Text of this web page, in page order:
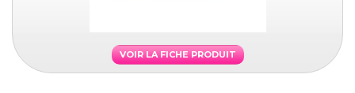
VOIR LA FICHE PRODUIT